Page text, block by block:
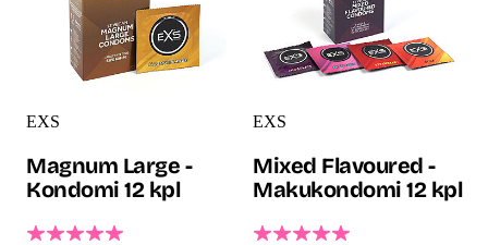
EXS
Magnum Large -
Kondomi 12 kpl
EXS
Mixed Flavoured -
Makukondomi 12 kpl